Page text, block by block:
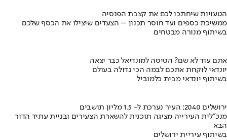
הטעויות שיחתכו לכם את קצבת הפנסיה
ממשיכת כספים ועד חוסר תכנון – הצעדים שיצילו את הכסף שלכם
בשיתוף מנורה מבטחים
אתם עוד לא שם? הטיסה למונדיאל כבר יצאה
יונדאי לוקחת אתכם לבמה הכי גדולה בעולם
בשיתוף יונדאי מבית כלמוביל
ירושלים 2040: העיר נערכת ל- 1.5 מליון תושבים
מנכ"לית העירייה מציגה תוכנית להשארת הצעירים ובניית עתיד הדור
הבא
בשיתוף עיריית ירושלים